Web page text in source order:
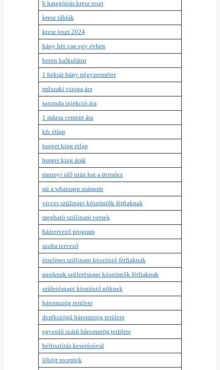
b kategóriás kresz teszt
kresz táblák
kresz teszt 2024
hány hét van egy évben
beton kalkulátor
1 hektár hány négyzetméter
műszaki vizsga ára
saxenda injekció ára
1 mázsa cement ára
kfc étlap
burger king étlap
burger king árak
mennyi idő után hat a detralex
mi a whatsapp számom
vicces szülinapi köszöntők férfiaknak
megható szülinapi versek
háztervező program
szoba tervező
érzelmes szülinapi köszöntő férfiaknak
pasiknak születésnapi köszöntők férfiaknak
születésnapi köszöntő nőknek
háromszög területe
derékszögű háromszög területe
egyenlő szárú háromszög területe
béltisztítás keserűsóval
léböjt receptek